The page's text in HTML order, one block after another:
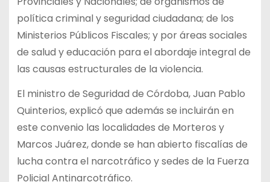
política criminal y seguridad ciudadana; de los
Ministerios Públicos Fiscales; y por áreas sociales
de salud y educación para el abordaje integral de
las causas estructurales de la violencia.
El ministro de Seguridad de Córdoba, Juan Pablo
Quinterios, explicó que además se incluirán en
este convenio las localidades de Morteros y
Marcos Juárez, donde se han abierto fiscalías de
lucha contra el narcotráfico y sedes de la Fuerza
Policial Antinarcotráfico.